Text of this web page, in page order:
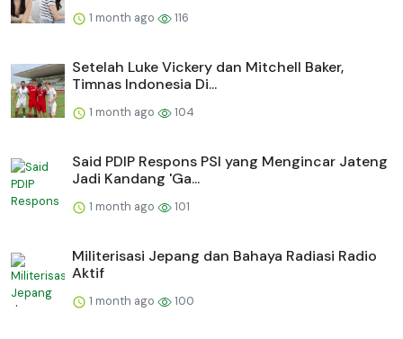
1 month ago 116
Setelah Luke Vickery dan Mitchell Baker,
Timnas Indonesia Di...
1 month ago 104
Said PDIP Respons PSI yang Mengincar Jateng
Jadi Kandang 'Ga...
1 month ago 101
Militerisasi Jepang dan Bahaya Radiasi Radio
Aktif
1 month ago 100